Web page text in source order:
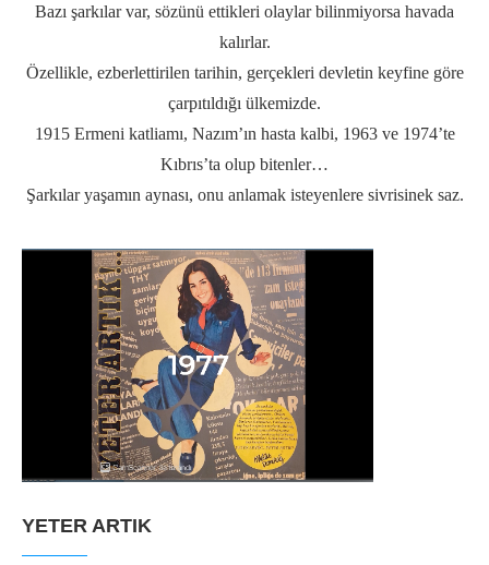
Bazı şarkılar var, sözünü ettikleri olaylar bilinmiyorsa havada
kalırlar.
Özellikle, ezberlettirilen tarihin, gerçekleri devletin keyfine göre
çarpıtıldığı ülkemizde.
1915 Ermeni katliamı, Nazım’ın hasta kalbi, 1963 ve 1974’te
Kıbrıs’ta olup bitenler…
Şarkılar yaşamın aynası, onu anlamak isteyenlere sivrisinek saz.
YETER ARTIK